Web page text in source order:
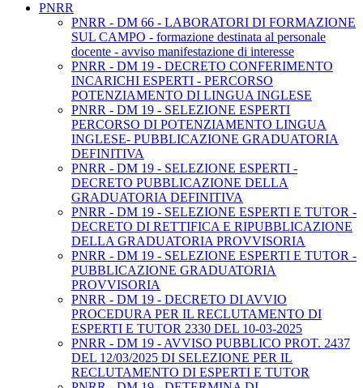
PNRR
PNRR - DM 66 - LABORATORI DI FORMAZIONE
SUL CAMPO - formazione destinata al personale
docente - avviso manifestazione di interesse
PNRR - DM 19 - DECRETO CONFERIMENTO
INCARICHI ESPERTI - PERCORSO
POTENZIAMENTO DI LINGUA INGLESE
PNRR - DM 19 - SELEZIONE ESPERTI
PERCORSO DI POTENZIAMENTO LINGUA
INGLESE- PUBBLICAZIONE GRADUATORIA
DEFINITIVA
PNRR - DM 19 - SELEZIONE ESPERTI -
DECRETO PUBBLICAZIONE DELLA
GRADUATORIA DEFINITIVA
PNRR - DM 19 - SELEZIONE ESPERTI E TUTOR -
DECRETO DI RETTIFICA E RIPUBBLICAZIONE
DELLA GRADUATORIA PROVVISORIA
PNRR - DM 19 - SELEZIONE ESPERTI E TUTOR -
PUBBLICAZIONE GRADUATORIA
PROVVISORIA
PNRR - DM 19 - DECRETO DI AVVIO
PROCEDURA PER IL RECLUTAMENTO DI
ESPERTI E TUTOR 2330 DEL 10-03-2025
PNRR - DM 19 - AVVISO PUBBLICO PROT. 2437
DEL 12/03/2025 DI SELEZIONE PER IL
RECLUTAMENTO DI ESPERTI E TUTOR